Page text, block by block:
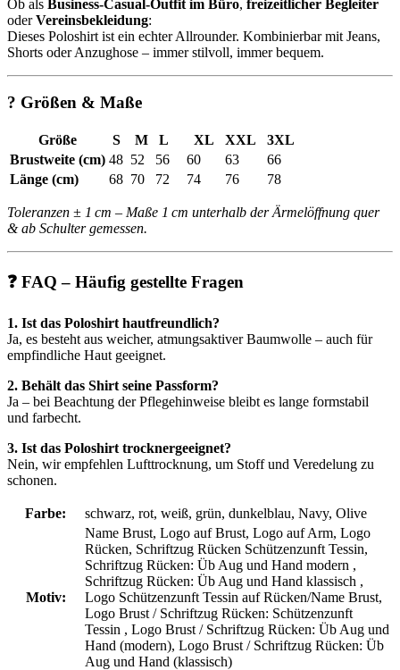
Ob als Business-Casual-Outfit im Büro, freizeitlicher Begleiter
oderVereinsbekleidung:
Dieses Poloshirt ist ein echter Allrounder. Kombinierbar mit Jeans,
Shorts oder Anzughose – immer stilvoll, immer bequem.
? Größen & Maße
Größe S M L XL XXL
3XL
Brustweite (cm) 48 52 56 60 63
66
Länge (cm)
68 70 72 74 76 78
Toleranzen ± 1 cm – Maße 1 cm unterhalb der Ärmelöffnung quer
& ab Schulter gemessen.
❓ FAQ – Häufig gestellte Fragen
1. Ist das Poloshirt hautfreundlich?
Ja, es besteht aus weicher, atmungsaktiver Baumwolle – auch für
empfindliche Haut geeignet.
2. Behält das Shirt seine Passform?
Ja – bei Beachtung der Pflegehinweise bleibt es lange formstabil
und farbecht.
3. Ist das Poloshirt trocknergeeignet?
Nein, wir empfehlen Lufttrocknung, um Stoff und Veredelung zu
schonen.
Farbe: schwarz, rot, weiß, grün, dunkelblau, Navy, Olive
Motiv:
Name Brust, Logo auf Brust, Logo auf Arm, Logo
Rücken, Schriftzug Rücken Schützenzunft Tessin,
Schriftzug Rücken: Üb Aug und Hand modern ,
Schriftzug Rücken: Üb Aug und Hand klassisch ,
Logo Schützenzunft Tessin auf Rücken/Name Brust,
Logo Brust / Schriftzug Rücken: Schützenzunft
Tessin , Logo Brust / Schriftzug Rücken: Üb Aug und
Hand (modern), Logo Brust / Schriftzug Rücken: Üb
Aug und Hand (klassisch)